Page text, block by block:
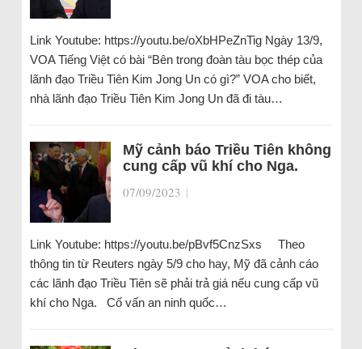
Link Youtube: https://youtu.be/oXbHPeZnTig Ngày 13/9,
VOA Tiếng Việt có bài “Bên trong đoàn tàu bọc thép của
lãnh đạo Triều Tiên Kim Jong Un có gì?” VOA cho biết,
nhà lãnh đạo Triều Tiên Kim Jong Un đã đi tàu…
Mỹ cảnh báo Triều Tiên không
cung cấp vũ khí cho Nga.
07/09/2023 |
Link Youtube: https://youtu.be/pBvf5CnzSxs Theo
thông tin từ Reuters ngày 5/9 cho hay, Mỹ đã cảnh cáo
các lãnh đạo Triều Tiên sẽ phải trả giá nếu cung cấp vũ
khí cho Nga. Cố vấn an ninh quốc…